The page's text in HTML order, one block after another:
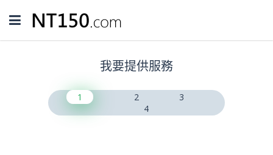
Toggle
navigation
我要提供服務
1 2
3
4